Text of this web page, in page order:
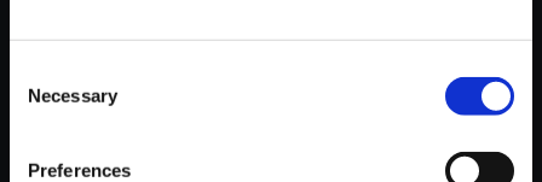
Selection
Necessary
Preferences